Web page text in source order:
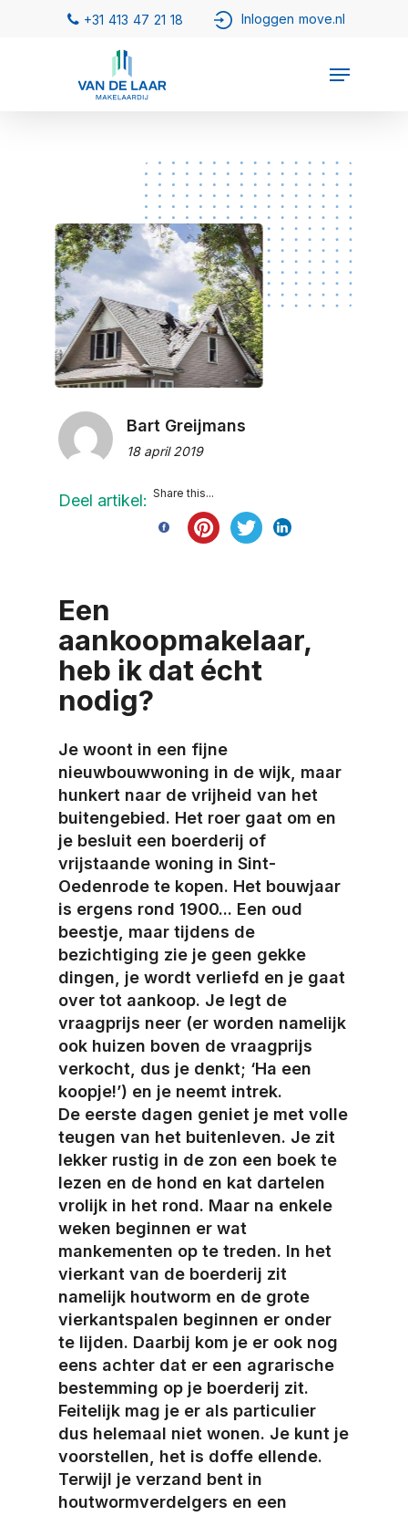
Bart Greijmans
18 april 2019
Deel artikel: Share this...
Een
aankoopmakelaar,
heb ik dat écht
nodig?
Je woont in een fijne
nieuwbouwwoning in de wijk, maar
hunkert naar de vrijheid van het
buitengebied. Het roer gaat om en
je besluit een boerderij of
vrijstaande woning in Sint-
Oedenrode te kopen. Het bouwjaar
is ergens rond 1900... Een oud
beestje, maar tijdens de
bezichtiging zie je geen gekke
dingen, je wordt verliefd en je gaat
over tot aankoop. Je legt de
vraagprijs neer (er worden namelijk
ook huizen boven de vraagprijs
verkocht, dus je denkt; ‘Ha een
koopje!’) en je neemt intrek.
De eerste dagen geniet je met volle
teugen van het buitenleven. Je zit
lekker rustig in de zon een boek te
lezen en de hond en kat dartelen
vrolijk in het rond. Maar na enkele
weken beginnen er wat
mankementen op te treden. In het
vierkant van de boerderij zit
namelijk houtworm en de grote
vierkantspalen beginnen er onder
te lijden. Daarbij kom je er ook nog
eens achter dat er een agrarische
bestemming op je boerderij zit.
Feitelijk mag je er als particulier
dus helemaal niet wonen. Je kunt je
voorstellen, het is doffe ellende.
Terwijl je verzand bent in
houtwormverdelgers en een